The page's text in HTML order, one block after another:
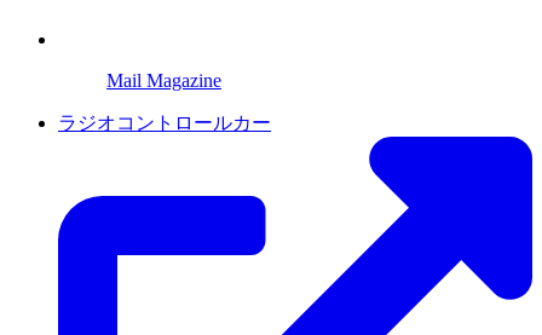
Mail Magazine
ラジオコントロールカー